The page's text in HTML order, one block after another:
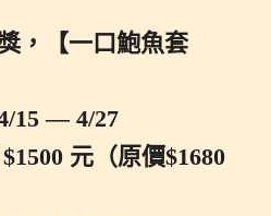
，【一口鮑魚套
15 — 4/27
元（原價$1680